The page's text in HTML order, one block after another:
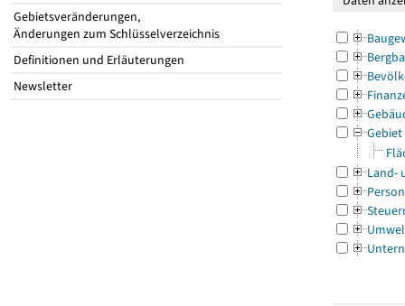
Gebietsveränderungen,
Änderungen zum Schlüsselverzeichnis
Definitionen und Erläuterungen
Newsletter
Gebiet
Land-